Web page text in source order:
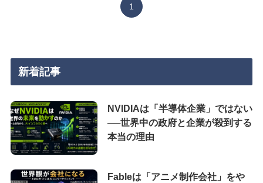
1
新着記事
NVIDIAは「半導体企業」ではない
──世界中の政府と企業が殺到する
本当の理由
Fableは「アニメ制作会社」をや